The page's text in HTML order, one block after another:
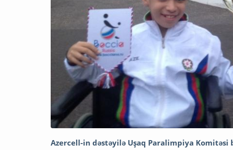
Azercell-in dəstəyilə Uşaq Paralimpiya